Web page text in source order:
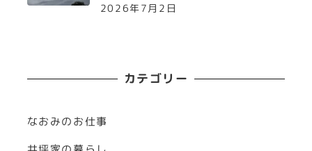
2026年7月2日
カテゴリー
なおみのお仕事